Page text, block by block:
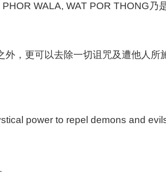
WALA, WAT POR THONG乃
，更可以去除一切诅咒及遭他人所
power to repel demons and